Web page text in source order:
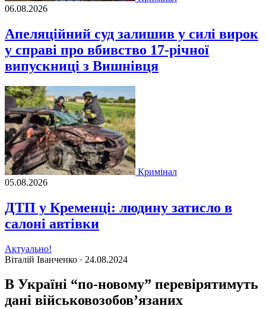
06.08.2026
Апеляційний суд залишив у силі вирок
у справі про вбивство 17-річної
випускниці з Вишнівця
Кримінал
05.08.2026
ДТП у Кременці: людину затисло в
салоні автівки
Актуально!
Віталій Іванченко · 24.08.2024
В Україні “по-новому” перевірятимуть
дані військовозобов’язаних